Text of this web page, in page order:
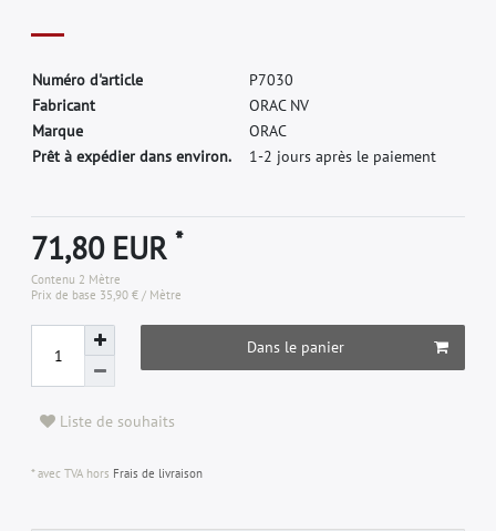
Numéro d'article P7030
Fabricant ORAC NV
Marque ORAC
Prêt à expédier dans environ.
1-2 jours après le paiement
71,80 EUR*
Contenu 2 Mètre
Prix de base 35,90 € / Mètre
Dans le panier
Liste de souhaits
* avec TVA hors Frais de livraison